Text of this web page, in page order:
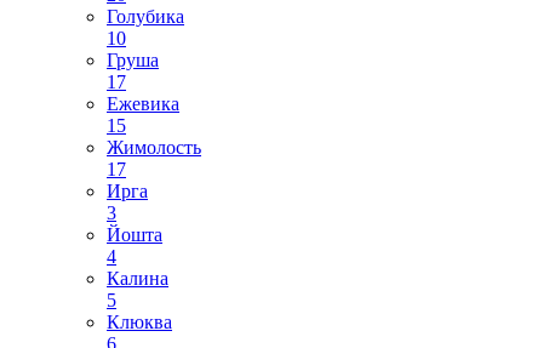
Голубика
10
Груша
17
Ежевика
15
Жимолость
17
Ирга
3
Йошта
4
Калина
5
Клюква
6